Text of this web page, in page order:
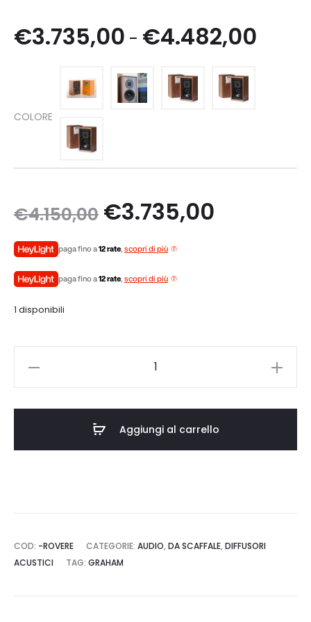
€3.735,00 - €4.482,00
COLORE
€4.150,00 Il
prezzo
originale
€4.150,00.
€3.735,00
€3.735,00.
paga fino a12 rate, scopri di più
paga fino a12 rate, scopri di più
1 disponibili
Aggiungi al carrello
COD: -ROVERE CATEGORIE: AUDIO, DA SCAFFALE, DIFFUSORI
ACUSTICI
TAG: GRAHAM